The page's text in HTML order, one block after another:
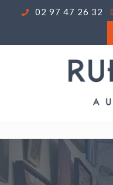
02 97 47 26 32